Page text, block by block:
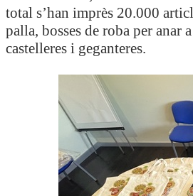
total s’han imprès 20.000
palla, bosses de roba per anar
castelleres i geganteres.